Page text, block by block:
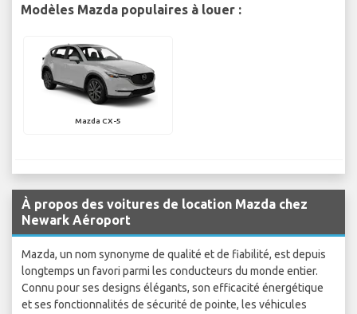
Modèles Mazda populaires à louer :
Mazda CX-5
À propos des voitures de location Mazda chez
Newark Aéroport
Mazda, un nom synonyme de qualité et de fiabilité, est depuis
longtemps un favori parmi les conducteurs du monde entier.
Connu pour ses designs élégants, son efficacité énergétique
et ses fonctionnalités de sécurité de pointe, les véhicules